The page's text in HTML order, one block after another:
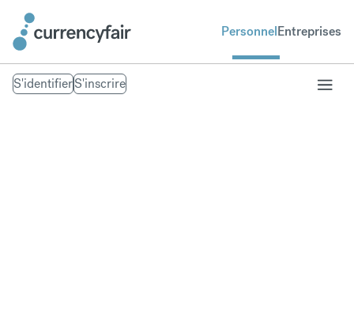
PersonnelEntreprises
S'identifierS'inscrire